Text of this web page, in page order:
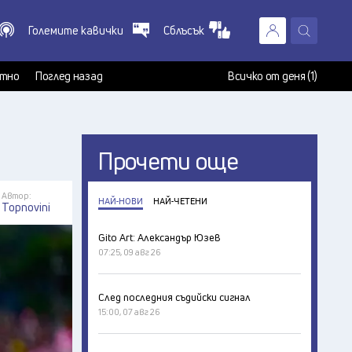
X
Големите кавички Сблъсък
Поглед назад Всичко от деня (1)
Автор:
Topnovini
Прочети още
НАЙ-НОВИ НАЙ-ЧЕТЕНИ
Gito Art: Александър Юзев
07:25, 09 авг 26
След последния съдийски сигнал
15:00, 07 авг 26